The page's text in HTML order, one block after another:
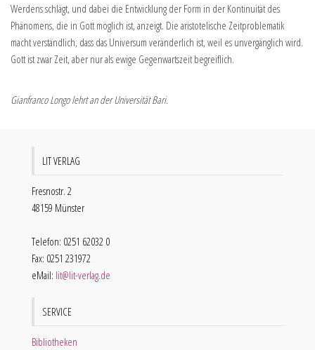
Werdens schlägt, und dabei die Entwicklung der Form in der Kontinuität des
Phänomens, die in Gott möglich ist, anzeigt. Die aristotelische Zeitproblematik
macht verständlich, dass das Universum veränderlich ist, weil es unvergänglich wird.
Gott ist zwar Zeit, aber nur als ewige Gegenwartszeit begreiflich.
Gianfranco Longo lehrt an der Universität Bari.
LIT VERLAG
Fresnostr. 2
48159 Münster
Telefon: 0251 62032 0
Fax: 0251 231972
eMail: lit@lit-verlag.de
SERVICE
Bibliotheken